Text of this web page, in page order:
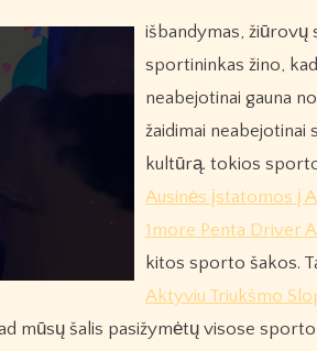
išbandymas, žiūrovų skaičius ir pergalė eina koja kojon.) Kai
sportininkas žino,
neabejotinai gauna
žaidimai
kultūrą. tokios
Ausinės įstatomos į
1more Penta Driver
kitos sporto šakos.
Aktyviu Triukšmo
mūsų šalis pasižymėtų visose